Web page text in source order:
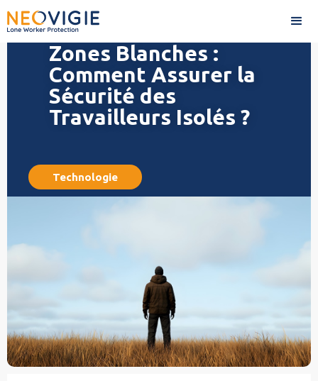
Technologie
Zones Blanches :
Comment Assurer la
Sécurité des
Travailleurs Isolés ?